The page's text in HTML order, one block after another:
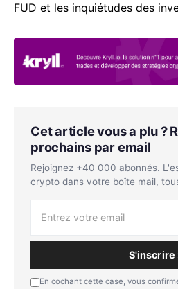
FUD et les inquiétudes des
Cet article vous a plu ?
prochains par email
Rejoignez +40 000 abonnés.
crypto dans votre boîte mail,
S'inscrire
En cochant cette case, vous